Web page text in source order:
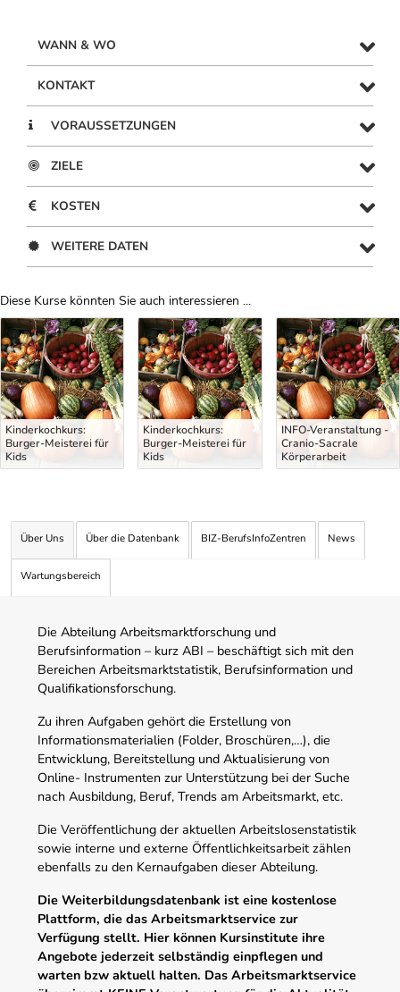
WANN & WO
KONTAKT
VORAUSSETZUNGEN
ZIELE
KOSTEN
WEITERE DATEN
Diese Kurse könnten Sie auch interessieren ...
Uber Weiterbildungsvorschläge
Kinderkochkurs:
Burger-Meisterei für
Kids
Kinderkochkurs:
Burger-Meisterei für
Kids
INFO-Veranstaltung -
Cranio-Sacrale
Körperarbeit
Über Uns Über die Datenbank BIZ-BerufsInfoZentren News
Wartungsbereich
Die Abteilung Arbeitsmarktforschung und
Berufsinformation – kurz ABI – beschäftigt sich mit den
Bereichen Arbeitsmarktstatistik, Berufsinformation und
Qualifikationsforschung.
Zu ihren Aufgaben gehört die Erstellung von
Informationsmaterialien (Folder, Broschüren,…), die
Entwicklung, Bereitstellung und Aktualisierung von
Online- Instrumenten zur Unterstützung bei der Suche
nach Ausbildung, Beruf, Trends am Arbeitsmarkt, etc.
Die Veröffentlichung der aktuellen Arbeitslosenstatistik
sowie interne und externe Öffentlichkeitsarbeit zählen
ebenfalls zu den Kernaufgaben dieser Abteilung.
Die Weiterbildungsdatenbank ist eine kostenlose
Plattform, die das Arbeitsmarktservice zur
Verfügung stellt. Hier können Kursinstitute ihre
Angebote jederzeit selbständig einpflegen und
warten bzw aktuell halten. Das Arbeitsmarktservice